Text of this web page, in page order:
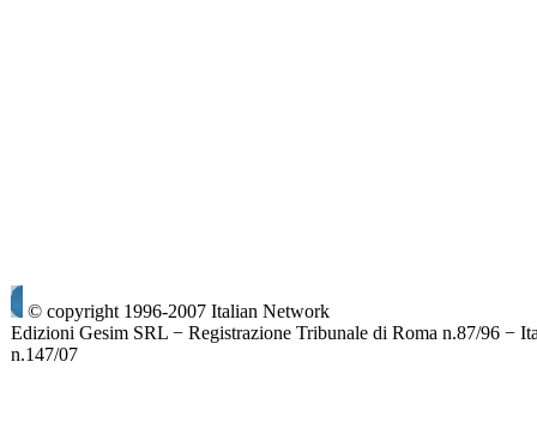
© copyright 1996-2007 Italian Network
Edizioni Gesim SRL − Registrazione Tribunale di Roma n.87/96 −
n.147/07